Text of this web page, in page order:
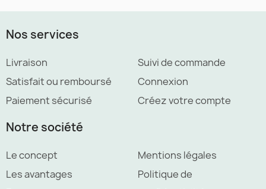
Nos services
Livraison
Satisfait ou remboursé
Paiement sécurisé
Suivi de commande
Connexion
Créez votre compte
Notre société
Le concept
Les avantages
Mentions légales
Politique de